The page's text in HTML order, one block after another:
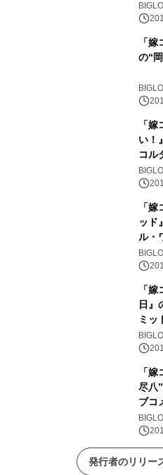
「
の“
「
い！
コル
ンも
「
ッド
ル・
ンペ
「
日』
ミッ
「
尽八
ブコ
王子
発行者のリリー